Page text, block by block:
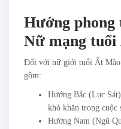
Hướng
Nữ mạng tuổi
Đối với nữ giới tuổi Ất Mão
gồm:
Hướng Bắc (Lục
khó khăn trong cuộc
Hướng Nam (Ngũ